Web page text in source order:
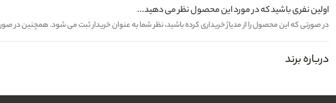
اولین نفری باشید که در مورد این محصول نظر می دهید...
در صورتی که این محصول را از مدیاژ خریداری کرده باشید، نظر شما به عنوان خریدار ثبت می شود. همچنین در
درباره برند